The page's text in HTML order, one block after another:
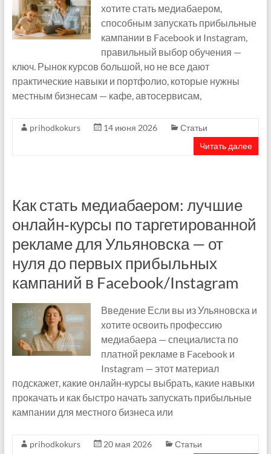
хотите стать медиабаером,
способным запускать прибыльные
кампании в Facebook и Instagram,
правильный выбор обучения —
ключ. Рынок курсов большой, но не все дают
практические навыки и портфолио, которые нужны
местным бизнесам — кафе, автосервисам,
prihodkokurs 14 июня 2026
Статьи
Читать далее
Как стать медиабаером: лучшие
онлайн‑курсы по таргетированной
рекламе для Ульяновска — от
нуля до первых прибыльных
кампаний в Facebook/Instagram
Введение Если вы из Ульяновска и
хотите освоить профессию
медиабаера — специалиста по
платной рекламе в Facebook и
Instagram — этот материал
подскажет, какие онлайн‑курсы выбрать, какие навыки
прокачать и как быстро начать запускать прибыльные
кампании для местного бизнеса или
prihodkokurs 20 мая 2026
Статьи